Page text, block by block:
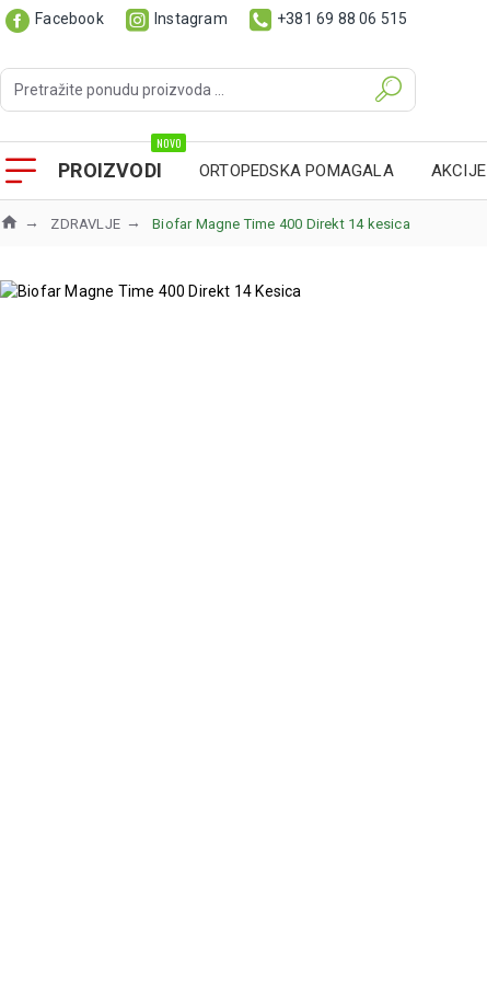
Facebook Instagram +381 69 88 06 515
PROIZVODI
NOVO
ORTOPEDSKA POMAGALA AKCIJE
ZDRAVLJE Biofar Magne Time 400 Direkt 14 kesica